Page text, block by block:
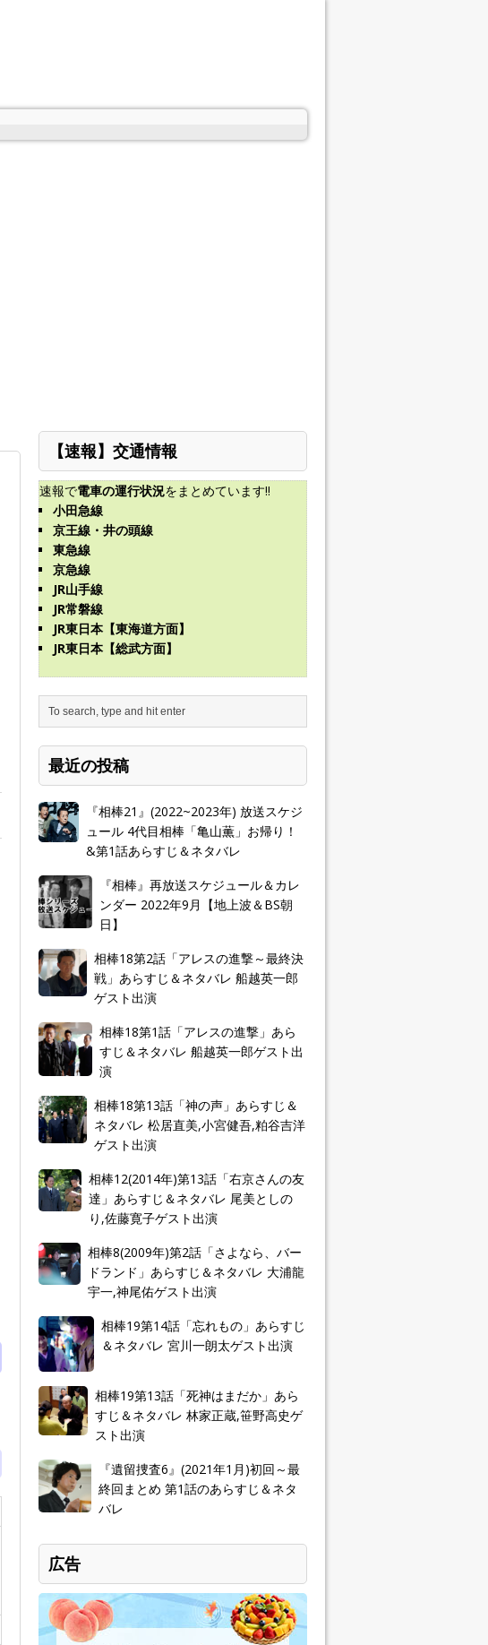
【速報】交通情報
速報で電車の運行状況をまとめています!!
小田急線
京王線・井の頭線
東急線
京急線
JR山手線
JR常磐線
JR東日本【東海道方面】
JR東日本【総武方面】
最近の投稿
『相棒21』(2022~2023年) 放送スケジ
ュール 4代目相棒「亀山薫」お帰り！
&第1話あらすじ＆ネタバレ
『相棒』再放送スケジュール＆カレ
ンダー 2022年9月【地上波＆BS朝
日】
相棒18第2話「アレスの進撃～最終決
戦」あらすじ＆ネタバレ 船越英一郎
ゲスト出演
相棒18第1話「アレスの進撃」あら
すじ＆ネタバレ 船越英一郎ゲスト出
演
相棒18第13話「神の声」あらすじ＆
ネタバレ 松居直美,小宮健吾,粕谷吉洋
ゲスト出演
相棒12(2014年)第13話「右京さんの友
達」あらすじ＆ネタバレ 尾美としの
り,佐藤寛子ゲスト出演
相棒8(2009年)第2話「さよなら、バー
ドランド」あらすじ＆ネタバレ 大浦龍
宇一,神尾佑ゲスト出演
相棒19第14話「忘れもの」あらすじ
＆ネタバレ 宮川一朗太ゲスト出演
相棒19第13話「死神はまだか」あら
すじ＆ネタバレ 林家正蔵,笹野高史ゲ
スト出演
『遺留捜査6』(2021年1月)初回～最
終回まとめ 第1話のあらすじ＆ネタ
バレ
広告